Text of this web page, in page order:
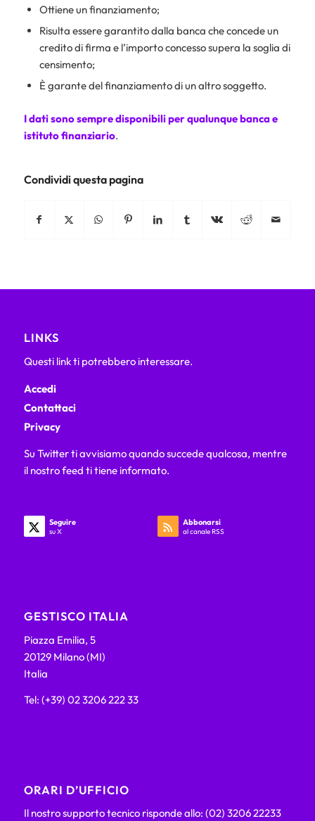
Ottiene un finanziamento;
Risulta essere garantito dalla banca che concede un
credito di firma e l’importo concesso supera la soglia di
censimento;
È garante del finanziamento di un altro soggetto.
I dati sono sempre disponibili per qualunque banca e
istituto finanziario.
Condividi questa pagina
LINKS
Questi link ti potrebbero interessare.
Accedi
Contattaci
Privacy
Su Twitter ti avvisiamo quando succede qualcosa, mentre
il nostro feed ti tiene informato.
Seguire
su X
Abbonarsi
al canale RSS
GESTISCO ITALIA
Piazza Emilia, 5
20129 Milano (MI)
Italia
Tel: (+39) 02 3206 222 33
ORARI D’UFFICIO
Il nostro supporto tecnico risponde allo: (02) 3206 22233